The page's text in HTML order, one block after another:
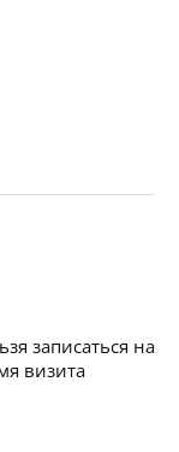
записаться на
визита